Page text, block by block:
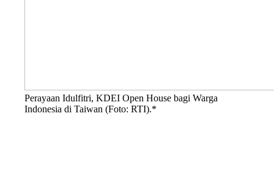
Perayaan Idulfitri, KDEI Open House bagi Warga
Indonesia di Taiwan (Foto: RTI).*